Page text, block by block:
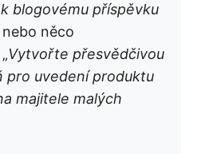
blogovému příspěvku
nebo něco
Vytvořte přesvědčivou
pro uvedení produktu
majitele malých